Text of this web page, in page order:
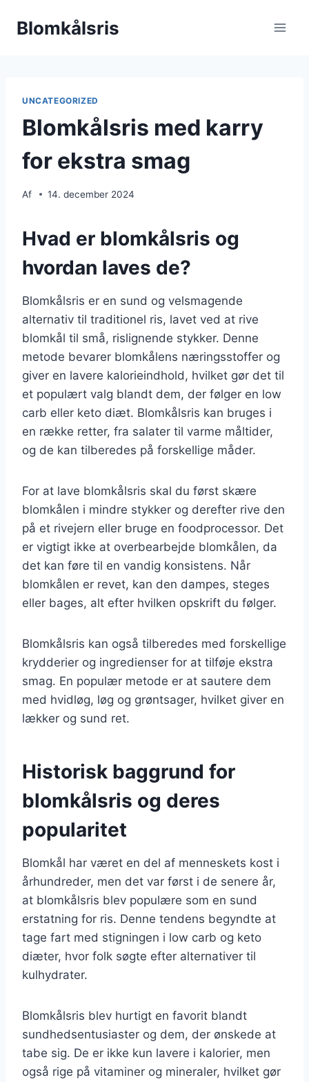
Blomkålsris
UNCATEGORIZED
Blomkålsris med karry
for ekstra smag
Af 14. december 2024
Hvad er blomkålsris og
hvordan laves de?
Blomkålsris er en sund og velsmagende
alternativ til traditionel ris, lavet ved at rive
blomkål til små, rislignende stykker. Denne
metode bevarer blomkålens næringsstoffer og
giver en lavere kalorieindhold, hvilket gør det til
et populært valg blandt dem, der følger en low
carb eller keto diæt. Blomkålsris kan bruges i
en række retter, fra salater til varme måltider,
og de kan tilberedes på forskellige måder.
For at lave blomkålsris skal du først skære
blomkålen i mindre stykker og derefter rive den
på et rivejern eller bruge en foodprocessor. Det
er vigtigt ikke at overbearbejde blomkålen, da
det kan føre til en vandig konsistens. Når
blomkålen er revet, kan den dampes, steges
eller bages, alt efter hvilken opskrift du følger.
Blomkålsris kan også tilberedes med forskellige
krydderier og ingredienser for at tilføje ekstra
smag. En populær metode er at sautere dem
med hvidløg, løg og grøntsager, hvilket giver en
lækker og sund ret.
Historisk baggrund for
blomkålsris og deres
popularitet
Blomkål har været en del af menneskets kost i
århundreder, men det var først i de senere år,
at blomkålsris blev populære som en sund
erstatning for ris. Denne tendens begyndte at
tage fart med stigningen i low carb og keto
diæter, hvor folk søgte efter alternativer til
kulhydrater.
Blomkålsris blev hurtigt en favorit blandt
sundhedsentusiaster og dem, der ønskede at
tabe sig. De er ikke kun lavere i kalorier, men
også rige på vitaminer og mineraler, hvilket gør